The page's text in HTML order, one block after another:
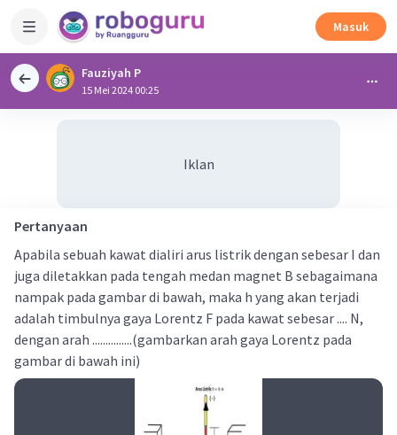
Masuk
Fauziyah P
15 Mei 2024 00:25
Iklan
Pertanyaan
Apabila sebuah kawat dialiri arus listrik dengan sebesar I dan
juga diletakkan pada tengah medan magnet B sebagaimana
nampak pada gambar di bawah, maka h yang akan terjadi
adalah timbulnya gaya Lorentz F pada kawat sebesar .... N,
dengan arah ...............(gambarkan arah gaya Lorentz pada
gambar di bawah ini)